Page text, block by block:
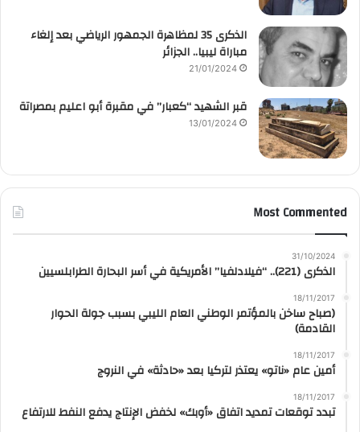
الذكرى 35 لمظاهرة الجمهور الرياضي بعد إلغاء
مباراة ليبيا.. الجزائر
21/01/2024
قبر الشهيد “كعبار” في مقبرة أبو اعليم بمصراتة
13/01/2024
Most Commented
31/10/2024
الذكرى (221).. “فيلادلفيا” الأمريكية في أسر البحارة الطرابلسيين
18/11/2017
(صباح ساخن بالمؤتمر الوطني العام الليبي بسبب جولة الحوار
القادمة)
18/11/2017
أمين عام «ناتو» يعتذر لتركيا بعد «حادثة» في النروج
18/11/2017
تبدد توقعات تمديد اتفاق «أوبك» لخفض الإنتاج يدفع النفط للارتفاع